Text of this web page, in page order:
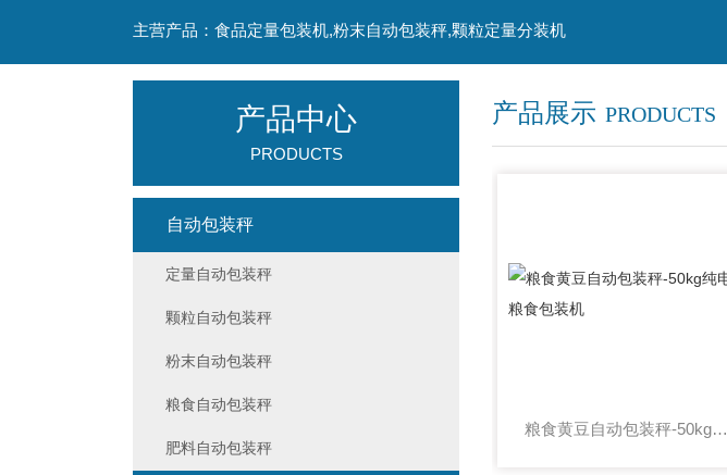
主营产品：食品定量包装机,粉末自动包装秤,颗粒定量分装机
产品展示 PRODUCTS
粮食黄豆自动包装秤-50kg纯电动粮食包装机
产品中心
PRODUCTS
自动包装秤
定量自动包装秤
颗粒自动包装秤
粉末自动包装秤
粮食自动包装秤
肥料自动包装秤